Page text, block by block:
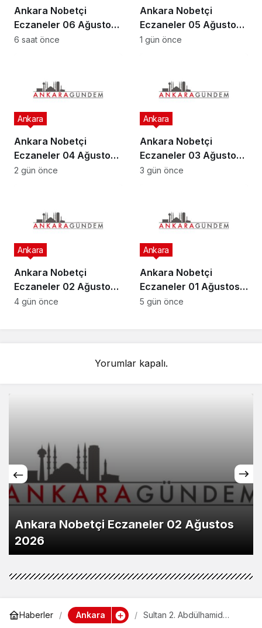
Ankara Nobetçi
Eczaneler 06 Ağustos
2026
6 saat önce
Ankara Nobetçi
Eczaneler 05 Ağustos
2026
1 gün önce
Ankara Nobetçi
Eczaneler 04 Ağustos
2026
Ankara
2 gün önce
Ankara Nobetçi
Eczaneler 03 Ağustos
2026
Ankara
3 gün önce
Ankara Nobetçi
Eczaneler 02 Ağustos
2026
Ankara
4 gün önce
Ankara Nobetçi
Eczaneler 01 Ağustos
2026
Ankara
5 gün önce
Yorumlar kapalı.
Ankara Nobetçi Eczaneler 02 Ağustos
2026
Haberler Ankara
Sultan 2. Abdülhamid